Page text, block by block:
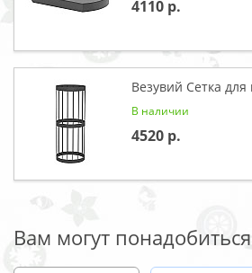
4110
Везувий Сетка
В наличии
4520
Вам могут понадобиться